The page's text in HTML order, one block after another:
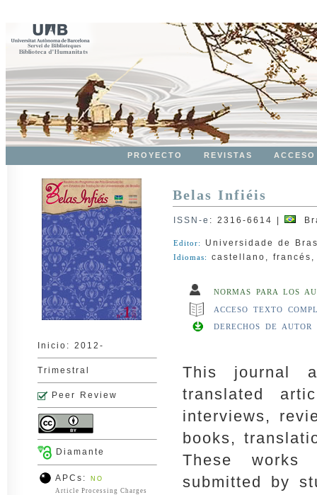
PROYECTO REVISTAS
Inicio: 2012-
Trimestral
Peer Review
Diamante
APCs:
NO
Article Processing Charges
Belas Infiéis
ISSN-e : 2316-6614
Editor: Universidade de
Idiomas: castellano,
NORMAS PARA LOS
ACCESO TEXTO
DERECHOS DE
This journal
translated
interviews,
books,
These
submitted by